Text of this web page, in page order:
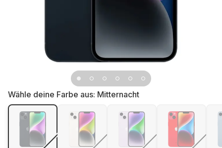
Wähle deine Farbe aus: Mitternacht